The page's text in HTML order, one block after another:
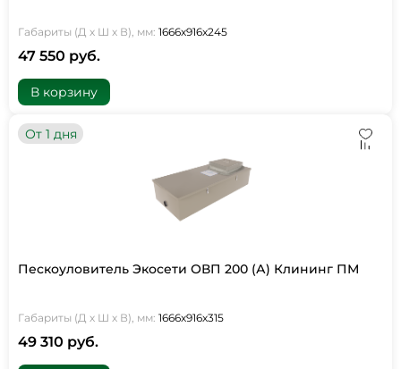
Габариты (Д х Ш х В), мм: 1666х916х245
47 550 руб.
В корзину
От 1 дня
Пескоуловитель Экосети ОВП 200 (А) Клининг ПМ
Габариты (Д х Ш х В), мм: 1666х916х315
49 310 руб.